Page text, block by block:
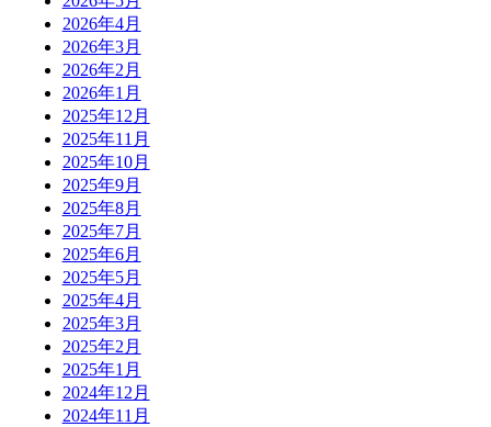
2026年4月
2026年3月
2026年2月
2026年1月
2025年12月
2025年11月
2025年10月
2025年9月
2025年8月
2025年7月
2025年6月
2025年5月
2025年4月
2025年3月
2025年2月
2025年1月
2024年12月
2024年11月